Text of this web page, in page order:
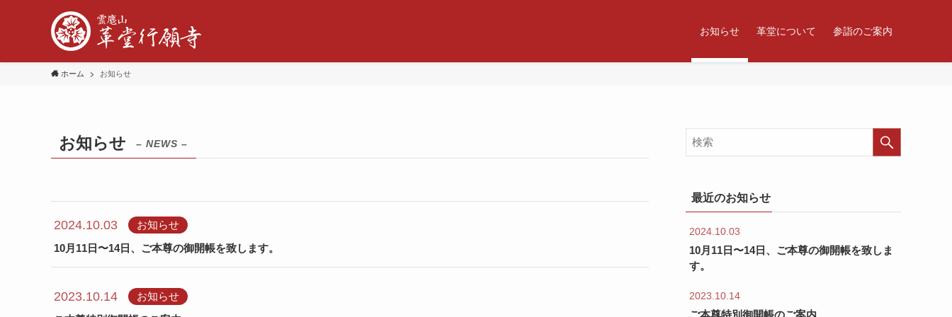
お知らせ 革堂について 参詣のご案内
ホーム お知らせ
お知らせ – NEWS –
2024.10.03
お知らせ
10月11日〜14日、ご本尊の御開帳を致します。
2023.10.14
お知らせ
最近のお知らせ
2024.10.03
10月11日〜14日、ご本尊の御開帳を致しま
す。
2023.10.14
ご本尊特別御開帳のご案内